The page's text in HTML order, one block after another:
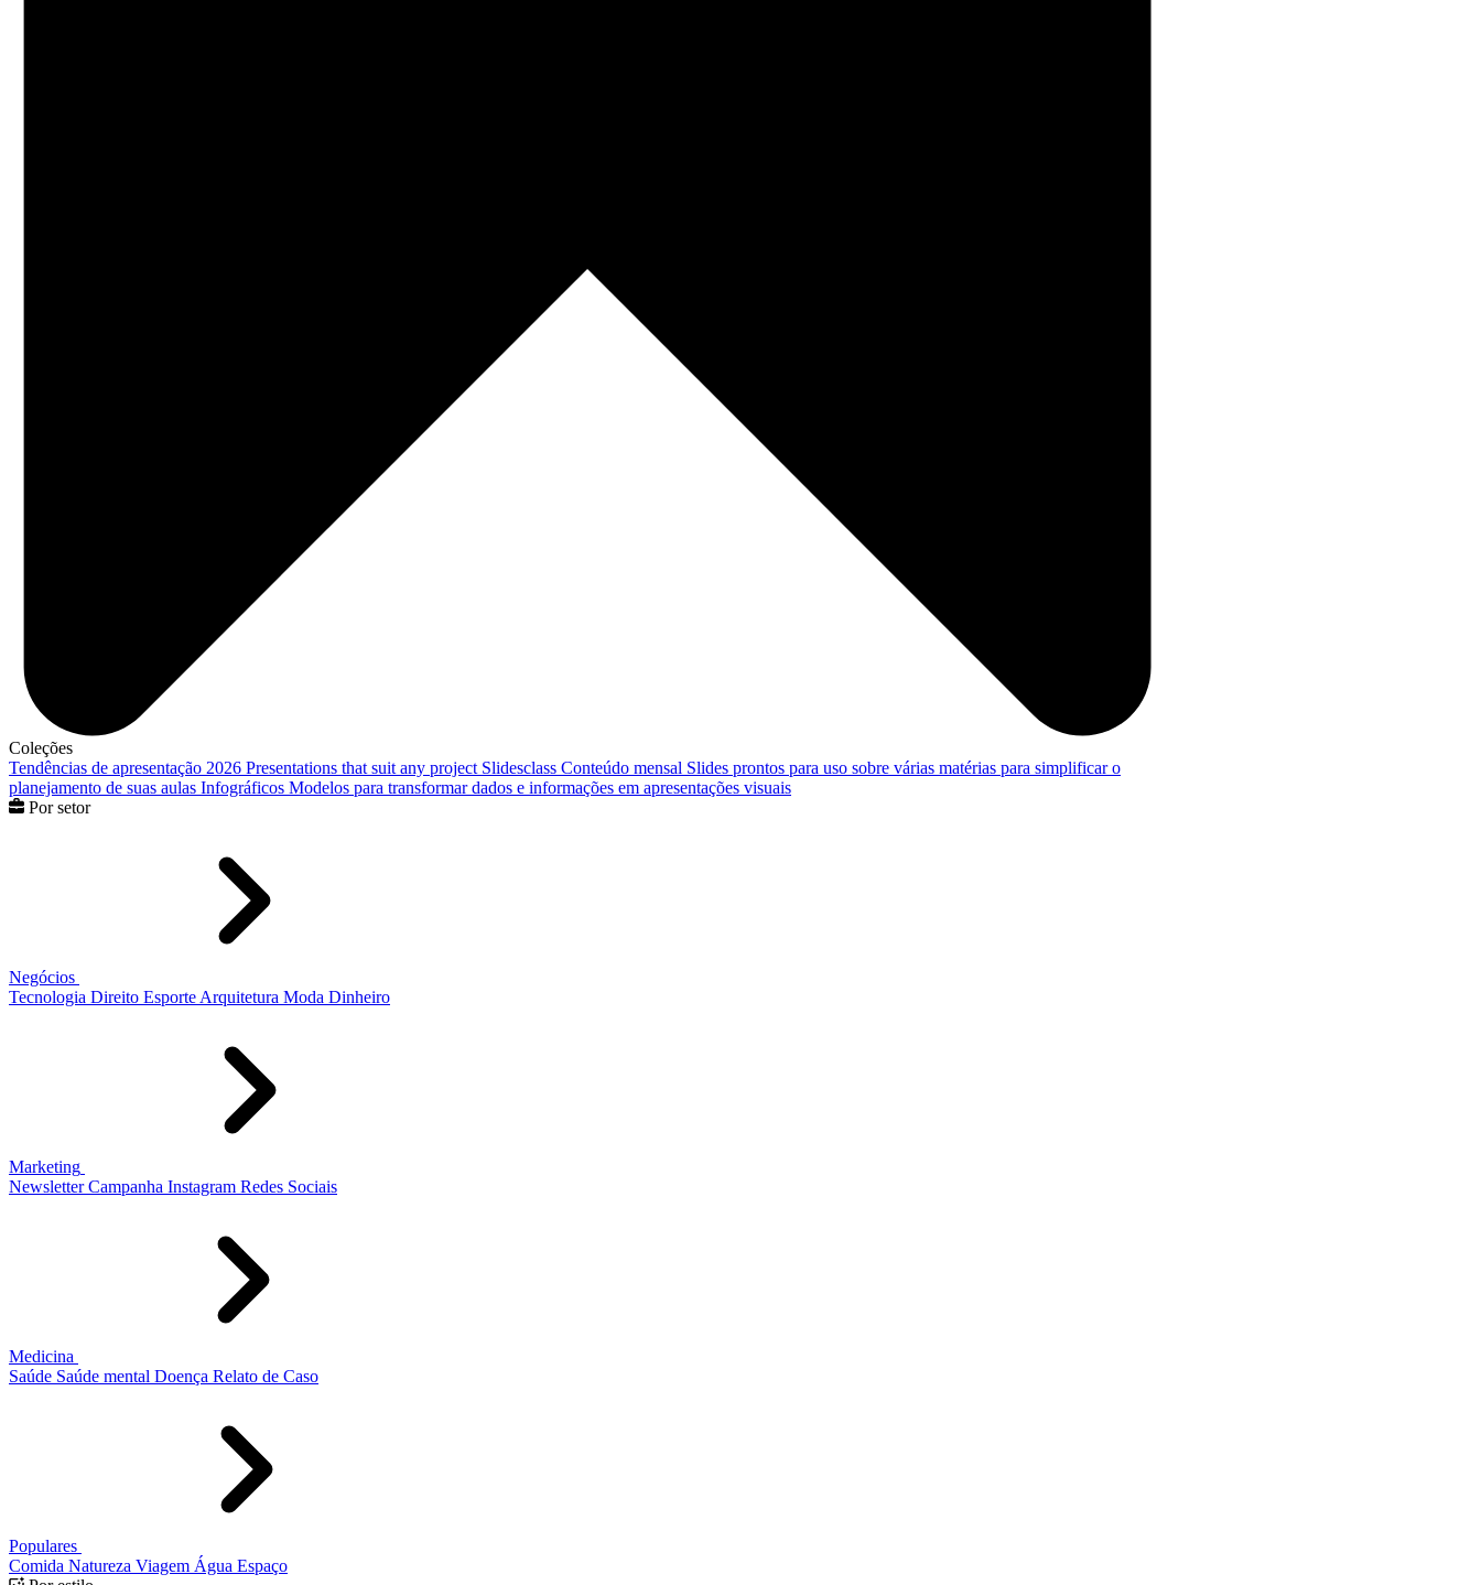
Coleções
Tendências de apresentação 2026 Presentations that suit any project Slidesclass Conteúdo mensal Slides prontos para uso sobre várias matérias para simplificar o
planejamento de suas aulas Infográficos Modelos para transformar dados e informações em apresentações visuais
Por setor
Negócios
Tecnologia Direito Esporte Arquitetura Moda Dinheiro
Marketing
Newsletter Campanha Instagram Redes Sociais
Medicina
Saúde Saúde mental Doença Relato de Caso
Populares
Comida Natureza Viagem Água Espaço